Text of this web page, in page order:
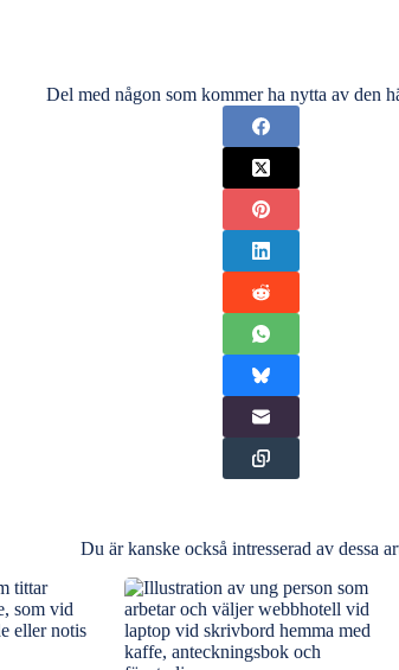
Del med någon som kommer ha nytta av den
Du är kanske också intresserad av dessa